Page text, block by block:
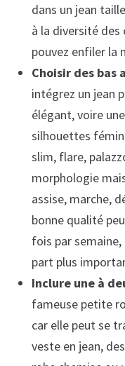
dans un jean
à la diversité des
pouvez enfiler la
Choisir des bas
intégrez un jean
élégant, voire
silhouettes
slim, flare,
morphologie
assise, marche,
bonne qualité
fois par
part plus
Inclure une à
fameuse petite
car elle peut se
veste en jean,